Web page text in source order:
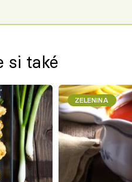
si také
ZELENINA